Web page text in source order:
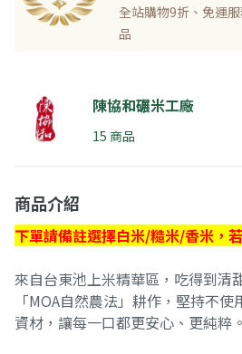
全站購物9折、免運
品
陳協和碾米工廠
15 商品
商品介紹
下單請備註選擇白米/糙米/香米，
來自台東池上米精華區，吃得到清
「MOA自然農法」耕作，堅持不
資材，讓每一口都更安心、更純粹。